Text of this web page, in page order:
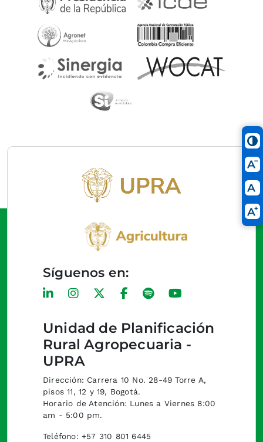
Unidad de Planificación
Rural Agropecuaria -
UPRA
Dirección: Carrera 10 No. 28-49 Torre A,
pisos 11, 12 y 19, Bogotá.
Horario de Atención: Lunes a Viernes 8:00
am - 5:00 pm.
Teléfono: +57 310 801 6445
Síguenos en: